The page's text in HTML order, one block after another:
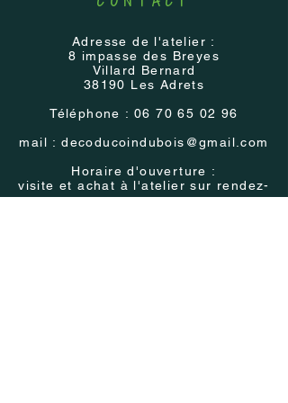
Adresse de l'atelier :
8 impasse des Breyes
Villard Bernard
38190 Les Adrets
Téléphone :06 70 65 02 96
mail :decoducoindubois@gmail.com
Horaire d'ouverture :
visite et achat à l'atelier sur rendez-
vous